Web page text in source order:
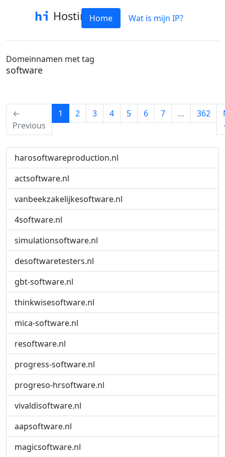
HostinfoHome Wat is mijn IP?
Domeinnamen met tag
software
←
Previous
1 (current)
2 3 4 5 6 7 … 362
harosoftwareproduction.nl
actsoftware.nl
vanbeekzakelijkesoftware.nl
4software.nl
simulationsoftware.nl
desoftwaretesters.nl
gbt-software.nl
thinkwisesoftware.nl
mica-software.nl
resoftware.nl
progress-software.nl
progreso-hrsoftware.nl
vivaldisoftware.nl
aapsoftware.nl
magicsoftware.nl